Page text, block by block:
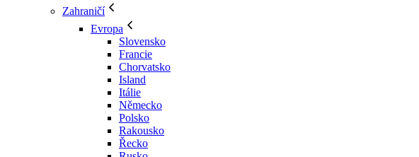
Zahraničí
Evropa
Slovensko
Francie
Chorvatsko
Island
Itálie
Německo
Polsko
Rakousko
Řecko